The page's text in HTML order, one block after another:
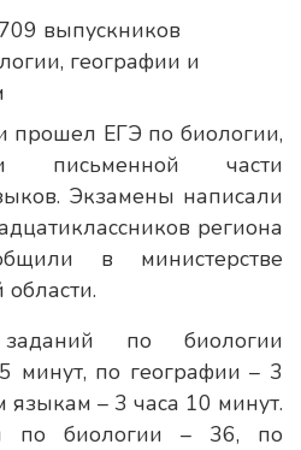
прошел ЕГЭ по биологии,
письменной части
Экзамены написали
региона
в министерстве
по биологии
минут, по географии – 3
языкам – 3 часа 10 минут.
по биологии – 36, по